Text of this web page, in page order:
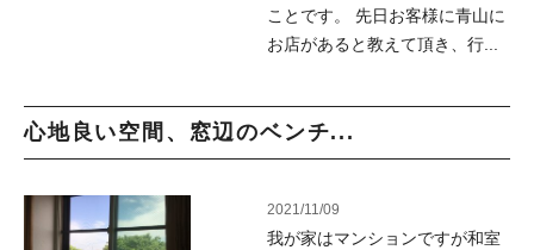
ことです。 先日お客様に青山に
お店があると教えて頂き、行...
心地良い空間、窓辺のベンチ...
2021/11/09
我が家はマンションですが和室